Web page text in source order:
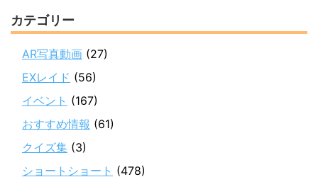
カテゴリー
AR写真動画 (27)
EXレイド (56)
イベント (167)
おすすめ情報 (61)
クイズ集 (3)
ショートショート (478)